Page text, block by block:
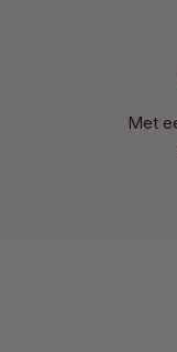
Met